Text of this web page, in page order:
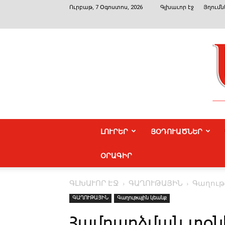
Ուրբաթ, 7 Օգոստոս, 2026 Գլխաւոր էջ
ԼՈՒՐԵՐ ՅՕԴՈՒԱԾՆԵՐ
ՕՐԱԳԻՐ
ԳԼԽԱՒՈՐ ԷՋ ԳԱՂՈՒԹԱՅԻՆ
ԳԱՂՈՒԹԱՅԻՆ Գաղութային կեանք